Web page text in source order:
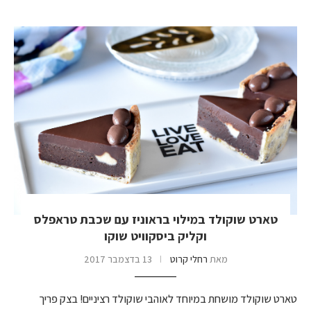
טארט שוקולד במילוי בראוניז עם שכבת טראפלס
וקליק ביסקוויט שוקו
מאת רחלי קרוט 13 בדצמבר 2017
טארט שוקולד מושחת במיוחד לאוהבי שוקולד רציניים! בצק פריך